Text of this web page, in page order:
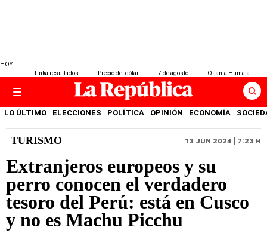
HOY
Tinka resultados
Precio del dólar 7 de agosto Ollanta Humala
LO ÚLTIMO ELECCIONES POLÍTICA OPINIÓN ECONOMÍA
TURISMO 13 JUN 2024 | 7:23 H
Extranjeros europeos y su
perro conocen el verdadero
tesoro del Perú: está en Cusco
y no es Machu Picchu